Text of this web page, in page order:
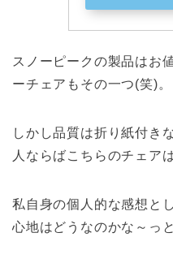
スノーピークの製品はお
ーチェアもその一つ(笑)。
しかし品質は折り紙付き
人ならばこちらのチェア
私自身の個人的な感想と
心地はどうなのかな～っ